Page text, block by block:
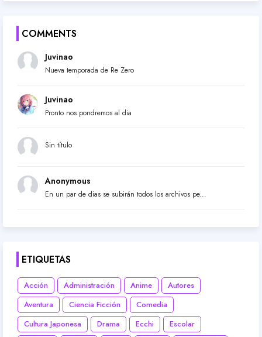
COMMENTS
Juvinao
Nueva temporada de Re Zero
Juvinao
Pronto nos pondremos al dia
Sin título
Anonymous
En un par de dias se subirán todos los archivos pe...
ETIQUETAS
Acción Administración Anime
Autores
Aventura
Ciencia Ficción
Comedia
Cultura Japonesa
Drama Ecchi
Escolar